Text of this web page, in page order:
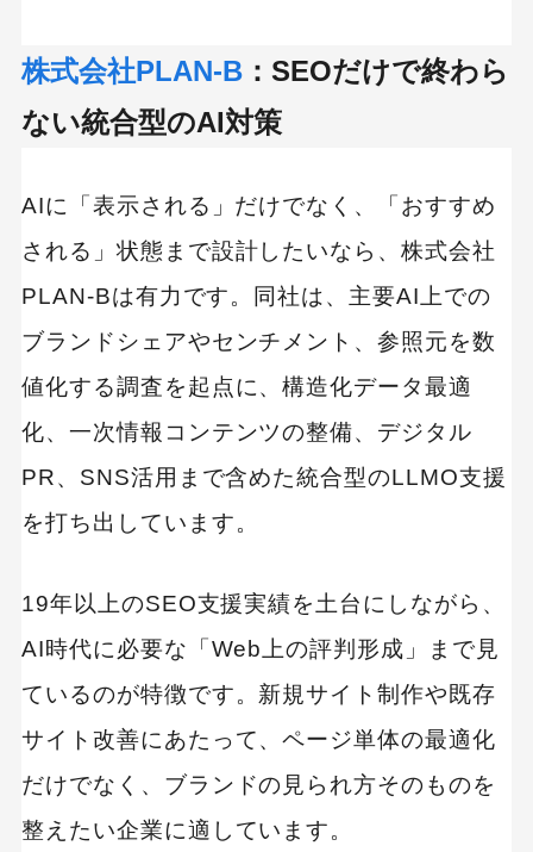
株式会社PLAN-B：SEOだけで終わら
ない統合型のAI対策
AIに「表示される」だけでなく、「おすすめ
される」状態まで設計したいなら、株式会社
PLAN-Bは有力です。同社は、主要AI上での
ブランドシェアやセンチメント、参照元を数
値化する調査を起点に、構造化データ最適
化、一次情報コンテンツの整備、デジタル
PR、SNS活用まで含めた統合型のLLMO支援
を打ち出しています。
19年以上のSEO支援実績を土台にしながら、
AI時代に必要な「Web上の評判形成」まで見
ているのが特徴です。新規サイト制作や既存
サイト改善にあたって、ページ単体の最適化
だけでなく、ブランドの見られ方そのものを
整えたい企業に適しています。